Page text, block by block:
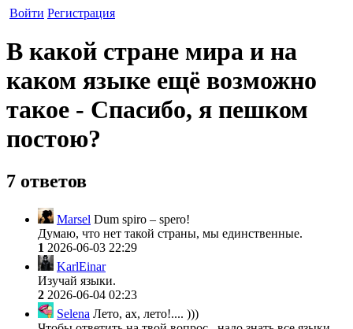
Войти Регистрация
В какой стране мира и на
каком языке ещё возможно
такое - Спасибо, я пешком
постою?
7 ответов
Marsel Dum spiro – spero!
Думаю, что нет такой страны, мы единственные.
1 2026-06-03 22:29
KarlEinar
Изучай языки.
2 2026-06-04 02:23
Selena Лето, ах, лето!.... )))